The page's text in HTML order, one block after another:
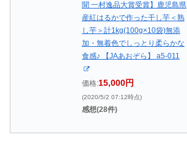
聞 一村逸品大賞受賞】鹿児島県
産紅はるかで作った干し芋＜熟
し芋＞計1kg(100g×10袋)無添
加・無着色でしっとり柔らかな
食感♪ 【JAあおぞら】 a5-011
価格:15,000円
(2020/5/2 07:12時点)
感想(28件)